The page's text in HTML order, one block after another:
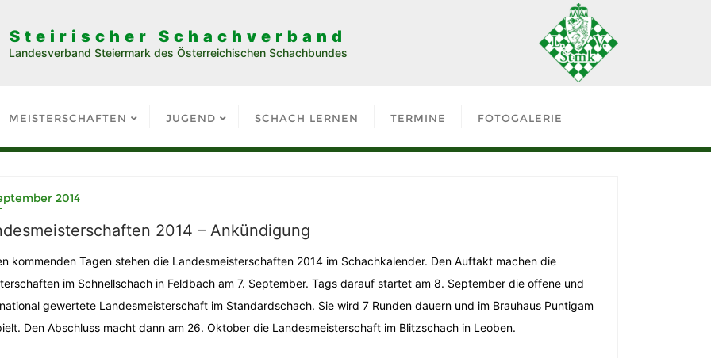
Steirischer Schachverband
Landesverband Steiermark des Österreichischen Schachbundes
MEISTERSCHAFTEN JUGEND SCHACH LERNEN TERMINE FOTOGALERIE
2014
2014 – Ankündigung
kommenden Tagen stehen die Landesmeisterschaften 2014 im Schachkalender. Den Auftakt machen die
im Schnellschach in Feldbach am 7. September. Tags darauf startet am 8. September die offene und
gewertete Landesmeisterschaft im Standardschach. Sie wird 7 Runden dauern und im Brauhaus Puntigam
Den Abschluss macht dann am 26. Oktober die Landesmeisterschaft im Blitzschach in Leoben.